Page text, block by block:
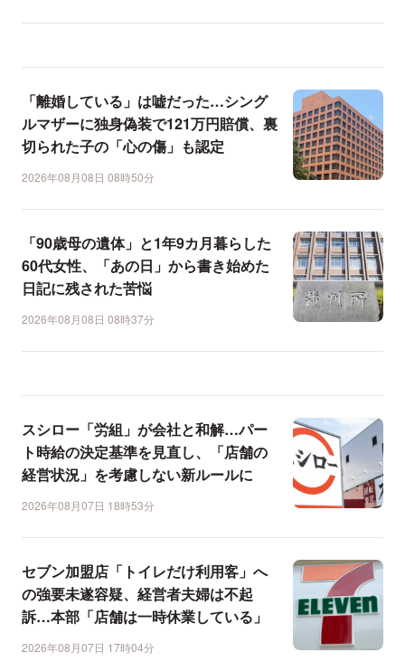
「離婚している」は嘘だった…シング
ルマザーに独身偽装で121万円賠償、裏
切られた子の「心の傷」も認定
2026年08月08日 08時50分
「90歳母の遺体」と1年9カ月暮らした
60代女性、「あの日」から書き始めた
日記に残された苦悩
2026年08月08日 08時37分
スシロー「労組」が会社と和解…パー
ト時給の決定基準を見直し、「店舗の
経営状況」を考慮しない新ルールに
2026年08月07日 18時53分
セブン加盟店「トイレだけ利用客」へ
の強要未遂容疑、経営者夫婦は不起
訴…本部「店舗は一時休業している」
2026年08月07日 17時04分